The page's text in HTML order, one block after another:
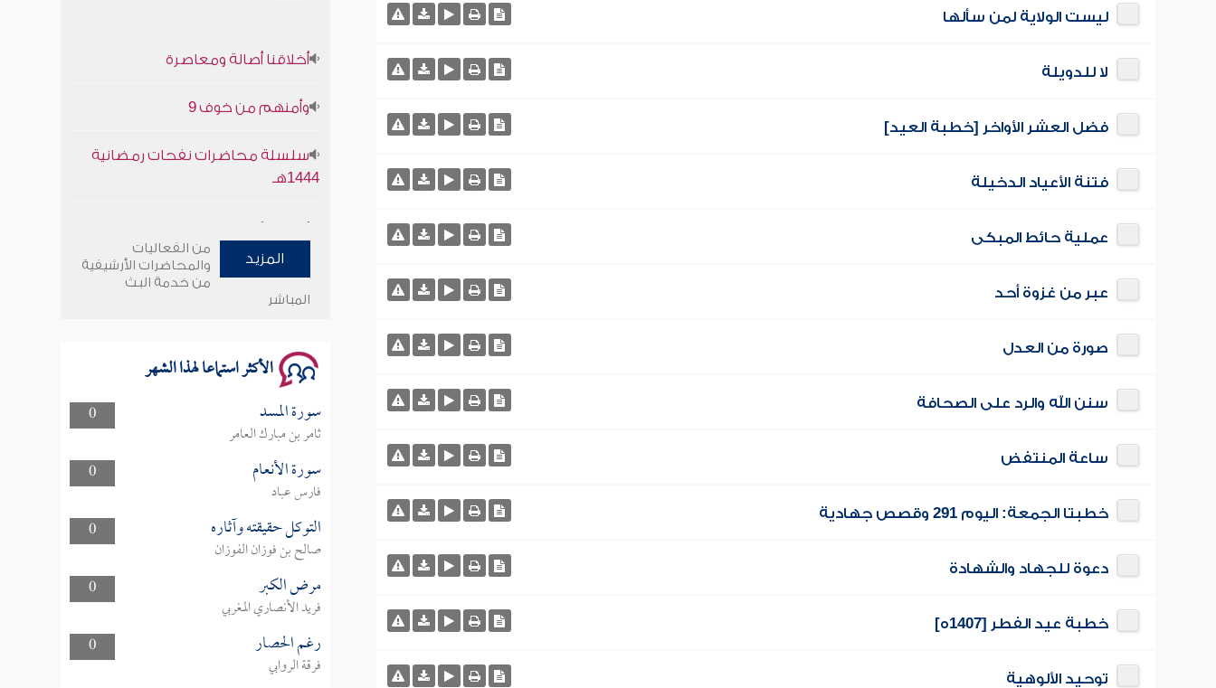
ليست الولاية لمن سألها
لا للدويلة
فضل العشر الأواخر [خطبة العيد]
فتنة الأعياد الدخيلة
عملية حائط المبكى
عبر من غزوة أحد
صورة من العدل
سنن الله والرد على الصحافة
ساعة المنتفض
خطبتا الجمعة: اليوم 291 وقصص جهادية
دعوة للجهاد والشهادة
خطبة عيد الفطر [1407ه]
توحيد الألوهية
1444هـ
وأمنهم من خوف 9
سلسلة محاضرات نفحات رمضانية
المزيد
من الفعاليات
والمحاضرات الأرشيفية
من خدمة البث
المباشر
الأكثر استماعا لهذا الشهر
0 سورة المسد
ثامر بن مبارك العامر
0
سورة الأنعام
فارس عباد
0
التوكل حقيقته وآثاره
صالح بن فوزان الفوزان
0
مرض الكبر
فريد الأنصاري المغربي
0
رغم الحصار
فرقة الروابي